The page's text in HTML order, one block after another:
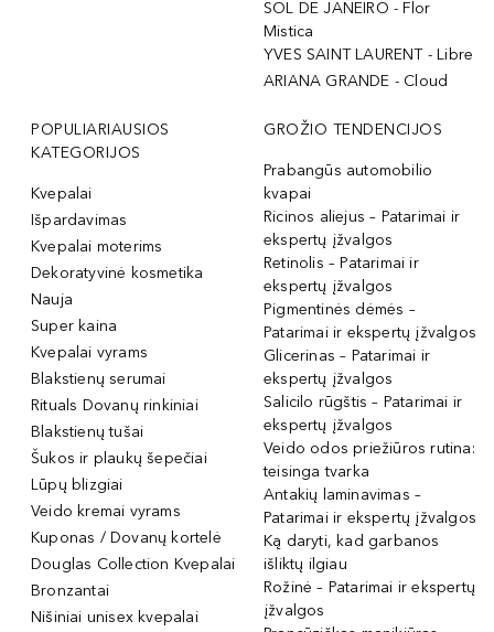
SOL DE JANEIRO - Flor
Mistica
YVES SAINT LAURENT - Libre
ARIANA GRANDE - Cloud
POPULIARIAUSIOS
KATEGORIJOS
Kvepalai
Išpardavimas
Kvepalai moterims
Dekoratyvinė kosmetika
Nauja
Super kaina
Kvepalai vyrams
Blakstienų serumai
Rituals Dovanų rinkiniai
Blakstienų tušai
Šukos ir plaukų šepečiai
Lūpų blizgiai
Veido kremai vyrams
Kuponas / Dovanų kortelė
Douglas Collection Kvepalai
Bronzantai
Nišiniai unisex kvepalai
GROŽIO TENDENCIJOS
Prabangūs automobilio
kvapai
Ricinos aliejus – Patarimai ir
ekspertų įžvalgos
Retinolis – Patarimai ir
ekspertų įžvalgos
Pigmentinės dėmės –
Patarimai ir ekspertų įžvalgos
Glicerinas – Patarimai ir
ekspertų įžvalgos
Salicilo rūgštis – Patarimai ir
ekspertų įžvalgos
Veido odos priežiūros rutina:
teisinga tvarka
Antakių laminavimas –
Patarimai ir ekspertų įžvalgos
Ką daryti, kad garbanos
išliktų ilgiau
Rožinė – Patarimai ir ekspertų
įžvalgos